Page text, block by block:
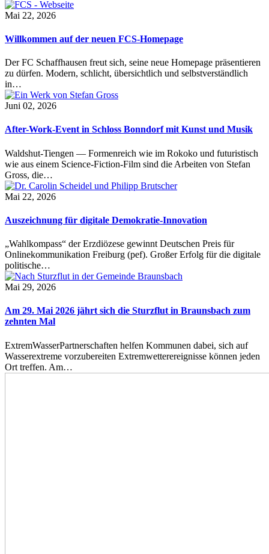
Mai 22, 2026
Willkommen auf der neuen FCS-Homepage
Der FC Schaffhausen freut sich, seine neue Homepage präsentieren
zu dürfen. Modern, schlicht, übersichtlich und selbstverständlich
in…
Juni 02, 2026
After-Work-Event in Schloss Bonndorf mit Kunst und Musik
Waldshut-Tiengen — Formenreich wie im Rokoko und futuristisch
wie aus einem Science-Fiction-Film sind die Arbeiten von Stefan
Gross, die…
Mai 22, 2026
Auszeichnung für digitale Demokratie-Innovation
„Wahlkompass“ der Erzdiözese gewinnt Deutschen Preis für
Onlinekommunikation Freiburg (pef). Großer Erfolg für die digitale
politische…
Mai 29, 2026
Am 29. Mai 2026 jährt sich die Sturzflut in Braunsbach zum
zehnten Mal
ExtremWasserPartnerschaften helfen Kommunen dabei, sich auf
Wasserextreme vorzubereiten Extremwetterereignisse können jeden
Ort treffen. Am…